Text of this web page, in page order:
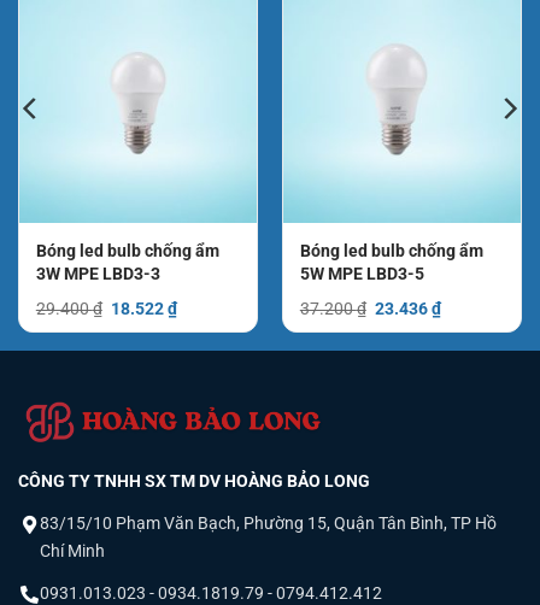
Bóng led bulb chống ẩm
3W MPE LBD3-3
29.400₫ Giá
là:
29.400 ₫.
18.522₫Giá
hiện
tại
là:
Bóng led bulb chống ẩm
5W MPE LBD3-5
37.200₫ Giá
là:
37.200 ₫.
23.436₫Giá
hiện
tại
là:
CÔNG TY TNHH SX TM DV HOÀNG BẢO LONG
83/15/10 Phạm Văn Bạch, Phường 15, Quận Tân Bình, TP Hồ
Chí Minh
0931.013.023 - 0934.1819.79 - 0794.412.412